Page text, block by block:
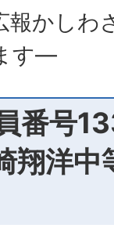
かしわ
す―
番号
翔洋中